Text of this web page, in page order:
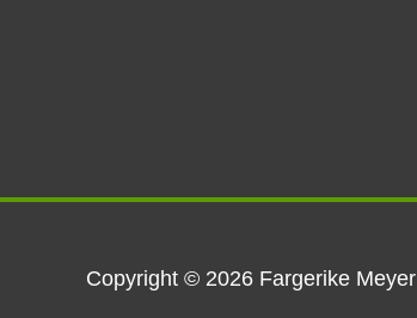
Copyright © 2026 Fargerike Meyer